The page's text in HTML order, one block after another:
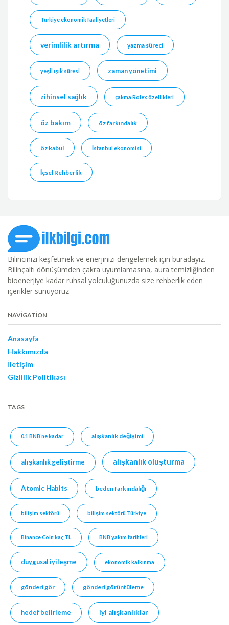
Türkiye ekonomik faaliyetleri
verimlilik artırma yazma süreci
yeşil ışık süresi zaman yönetimi
zihinsel sağlık çakma Rolex özellikleri
öz bakım öz farkındalık
öz kabul İstanbul ekonomisi
İçsel Rehberlik
Bilincinizi keşfetmek ve enerjinizi dengelemek için buradayız.
Bilinçaltı dönüşümden çakra uyumlamasına, aura temizliğinden
bioenerjiye kadar ruhsal yolculuğunuzda size rehberlik eden
içerikler sunuyoruz
NAVIGATION
Anasayfa
Hakkımızda
İletişim
Gizlilik Politikası
TAGS
0.1 BNB ne kadar alışkanlık değişimi
alışkanlık geliştirme alışkanlık oluşturma
Atomic Habits beden farkındalığı
bilişim sektörü bilişim sektörü Türkiye
Binance Coin kaç TL BNB yakım tarihleri
duygusal iyileşme ekonomik kalkınma
gönderi gör gönderi görüntüleme
hedef belirleme iyi alışkanlıklar